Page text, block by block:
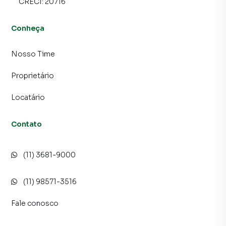
Conheça
Nosso Time
Proprietário
Locatário
Contato
(11) 3681-9000
(11) 98571-3516
Fale conosco